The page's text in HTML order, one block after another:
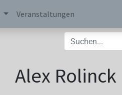
Veranstaltungen
Alex Rolinck